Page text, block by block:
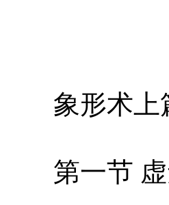
象形术上
第一节 虚